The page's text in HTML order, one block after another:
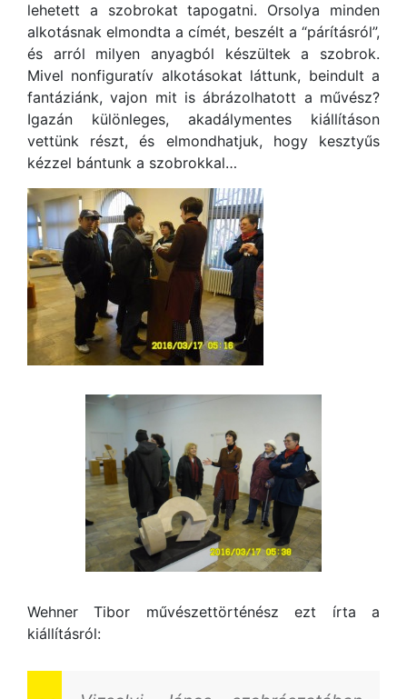
lehetett a szobrokat tapogatni. Orsolya minden
alkotásnak elmondta a címét, beszélt a “párításról”,
és arról milyen anyagból készültek a szobrok.
Mivel nonfiguratív alkotásokat láttunk, beindult a
fantáziánk, vajon mit is ábrázolhatott a művész?
Igazán különleges, akadálymentes kiállításon
vettünk részt, és elmondhatjuk, hogy kesztyűs
kézzel bántunk a szobrokkal…
Wehner Tibor művészettörténész ezt írta a
kiállításról: